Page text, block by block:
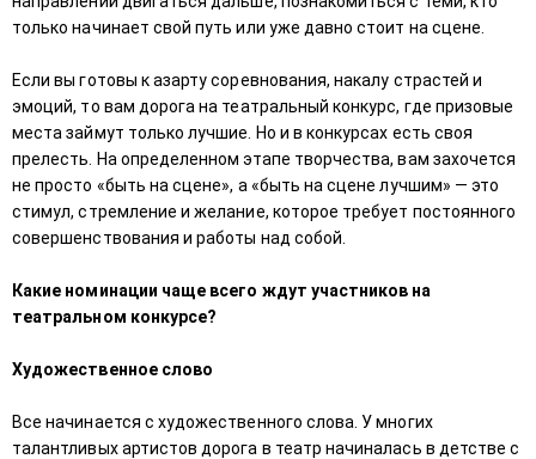
только начинает свой путь или уже давно стоит на сцене.
Если вы готовы к азарту соревнования, накалу страстей и
эмоций, то вам дорога на театральный конкурс, где призовые
места займут только лучшие. Но и в конкурсах есть своя
прелесть. На определенном этапе творчества, вам захочется
не просто «быть на сцене», а «быть на сцене лучшим» — это
стимул, стремление и желание, которое требует постоянного
совершенствования и работы над собой.
Какие номинации чаще всего ждут участников на
театральном конкурсе?
Художественное слово
Все начинается с художественного слова. У многих
талантливых артистов дорога в театр начиналась в детстве с